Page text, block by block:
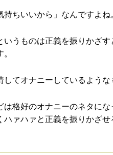
持ちいいから」なんですよね
いうものは正義を振りかざ
してオナニーしているような
は格好のオナニーのネタに
ハァハァと正義を振りかざせ